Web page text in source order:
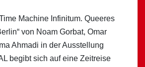
Machine Infinitum. Queeres
von Noam Gorbat, Omar
Ahmadi in der Ausstellung
begibt sich auf eine Zeitreise